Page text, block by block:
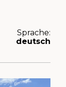
Sprache:
deutsch